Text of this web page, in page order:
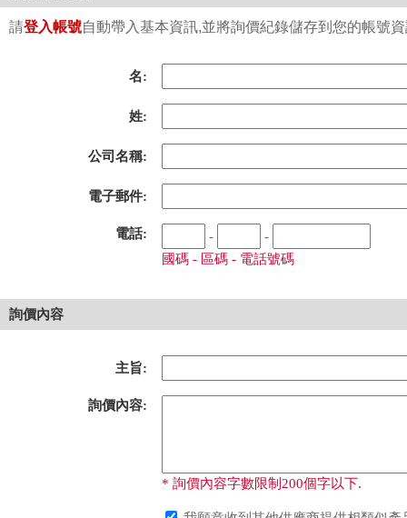
請登入帳號自動帶入基本資訊,並將詢價紀錄儲存到您的帳號
名:
姓:
公司名稱:
電子郵件:
電話: -
-
國碼 - 區碼 - 電話號碼
詢價內容
主旨:
詢價內容:
* 詢價內容字數限制200個字以下.